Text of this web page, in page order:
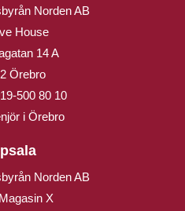
Norden AB
House
14 A
Örebro
500 80 10
i Örebro
Norden AB
X